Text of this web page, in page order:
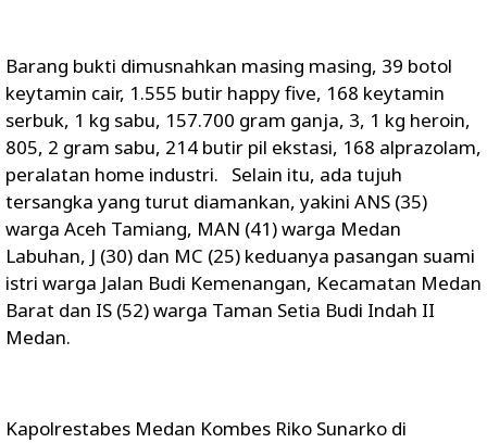
Barang bukti dimusnahkan masing masing, 39 botol
keytamin cair, 1.555 butir happy five, 168 keytamin
serbuk, 1 kg sabu, 157.700 gram ganja, 3, 1 kg heroin,
805, 2 gram sabu, 214 butir pil ekstasi, 168 alprazolam,
peralatan home industri. Selain itu, ada tujuh
tersangka yang turut diamankan, yakini ANS (35)
warga Aceh Tamiang, MAN (41) warga Medan
Labuhan, J (30) dan MC (25) keduanya pasangan suami
istri warga Jalan Budi Kemenangan, Kecamatan Medan
Barat dan IS (52) warga Taman Setia Budi Indah II
Medan.
Kapolrestabes Medan Kombes Riko Sunarko di